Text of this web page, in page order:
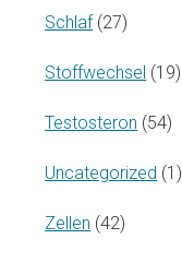
Schlaf (27)
Stoffwechsel (19)
Testosteron (54)
Uncategorized (1)
Zellen (42)